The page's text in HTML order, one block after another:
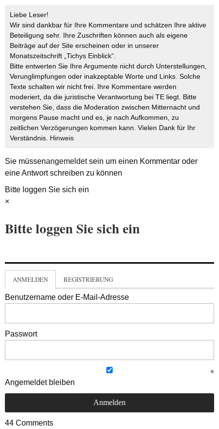
Liebe Leser!
Wir sind dankbar für Ihre Kommentare und schätzen Ihre aktive
Beteiligung sehr. Ihre Zuschriften können auch als eigene
Beiträge auf der Site erscheinen oder in unserer
Monatszeitschrift „Tichys Einblick“.
Bitte entwerten Sie Ihre Argumente nicht durch Unterstellungen,
Verunglimpfungen oder inakzeptable Worte und Links. Solche
Texte schalten wir nicht frei. Ihre Kommentare werden
moderiert, da die juristische Verantwortung bei TE liegt. Bitte
verstehen Sie, dass die Moderation zwischen Mitternacht und
morgens Pause macht und es, je nach Aufkommen, zu
zeitlichen Verzögerungen kommen kann. Vielen Dank für Ihr
Verständnis. Hinweis
Sie müssenangemeldetsein um einen Kommentar oder
eine Antwort schreiben zu können
Bitte loggen Sie sich ein
×
Bitte loggen Sie sich ein
ANMELDEN REGISTRIERUNG
Benutzername oder E-Mail-Adresse
Passwort
Angemeldet bleiben
44 Comments